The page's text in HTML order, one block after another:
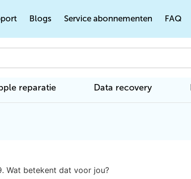
Blogs Service abonnementen FAQ
reparatie Data recovery
Wat betekent dat voor jou?